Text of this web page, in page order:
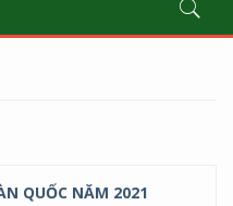
QUỐC NĂM 2021